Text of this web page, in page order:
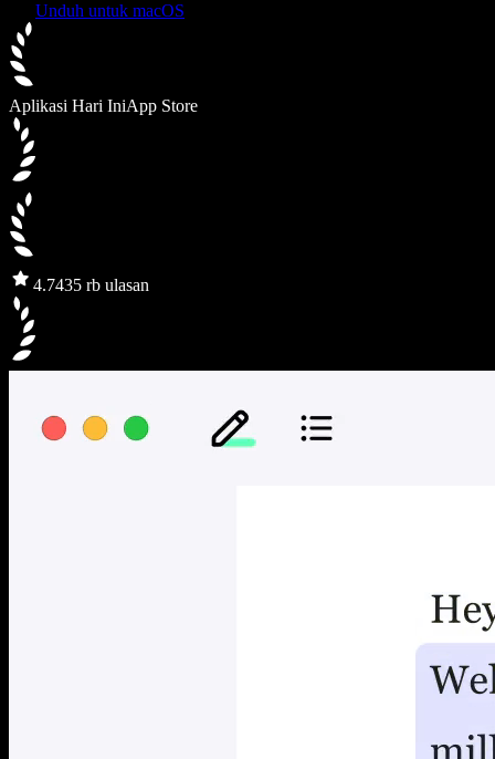
Unduh untuk macOS
Aplikasi Hari IniApp Store
4.7435 rb ulasan